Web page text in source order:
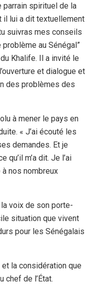
spirituel de la
il lui a dit textuellement
suivras mes conseils
problème au Sénégal”
Khalife. Il a invité le
et dialogue et
des problèmes des
à mener le pays en
« J’ai écouté les
demandes. Et je
qu’il m’a dit. Je l’ai
nos nombreux
voix de son porte-
situation que vivent
pour les Sénégalais
la considération que
chef de l’État.